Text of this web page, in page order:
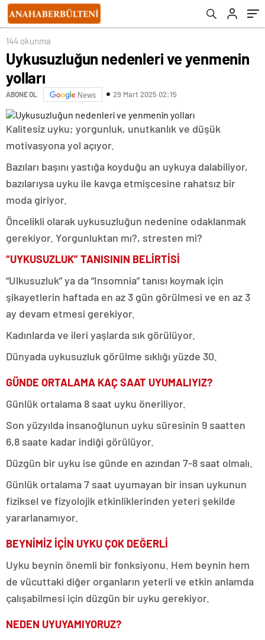
144 okunma
Uykusuzluğun nedenleri ve yenmenin
yolları
ABONE OL News 29 Mart 2025 02:15
Kalitesiz uyku; yorgunluk, unutkanlık ve düşük
motivasyona yol açıyor.
Bazıları başını yastığa koyduğu an uykuya dalabiliyor,
bazılarıysa uyku ile kavga etmişcesine rahatsız bir
moda giriyor.
Öncelikli olarak uykusuzluğun nedenine odaklanmak
gerekiyor. Yorgunluktan mı?, stresten mi?
“UYKUSUZLUK” TANISININ BELİRTİSİ
“Ulkusuzluk” ya da “Insomnia” tanısı koymak için
şikayetlerin haftada en az 3 gün görülmesi ve en az 3
ay devam etmesi gerekiyor.
Kadınlarda ve ileri yaşlarda sık görülüyor.
Dünyada uykusuzluk görülme sıklığı yüzde 30.
GÜNDE ORTALAMA KAÇ SAAT UYUMALIYIZ?
Günlük ortalama 8 saat uyku öneriliyor.
Son yüzyılda insanoğlunun uyku süresinin 9 saatten
6,8 saate kadar indiği görülüyor.
Düzgün bir uyku ise günde en azından 7-8 saat olmalı.
Günlük ortalama 7 saat uyumayan bir insan uykunun
fiziksel ve fizyolojik etkinliklerinden yeteri şekilde
yararlanamıyor.
BEYNİMİZ İÇİN UYKU ÇOK DEĞERLİ
Uyku beynin önemli bir fonksiyonu. Hem beynin hem
de vücuttaki diğer organların yeterli ve etkin anlamda
çalışabilmesi için düzgün bir uyku gerekiyor.
NEDEN UYUYAMIYORUZ?